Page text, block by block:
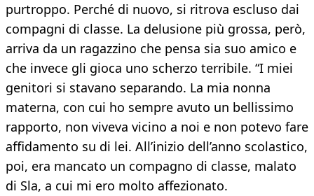
purtroppo. Perché di nuovo, si ritrova escluso dai
compagni di classe. La delusione più grossa, però,
arriva da un ragazzino che pensa sia suo amico e
che invece gli gioca uno scherzo terribile. “I miei
genitori si stavano separando. La mia nonna
materna, con cui ho sempre avuto un bellissimo
rapporto, non viveva vicino a noi e non potevo fare
affidamento su di lei. All’inizio dell’anno scolastico,
poi, era mancato un compagno di classe, malato
di Sla, a cui mi ero molto affezionato.